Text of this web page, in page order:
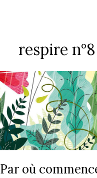
respire n°8
Par où